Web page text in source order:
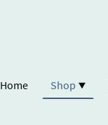
Home Shop